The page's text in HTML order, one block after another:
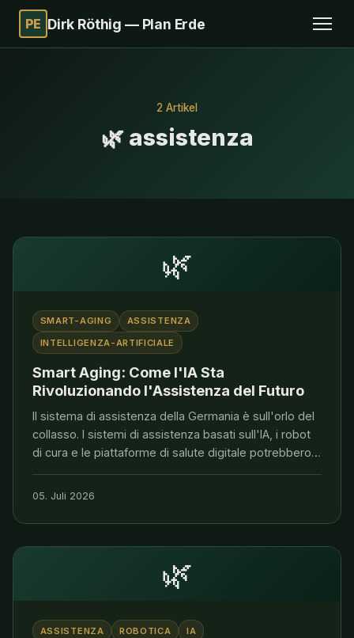
PE Dirk Röthig — Plan Erde
2 Artikel
🌿 assistenza
🌿
SMART-AGING
ASSISTENZA
INTELLIGENZA-ARTIFICIALE
Smart Aging: Come l'IA Sta
Rivoluzionando l'Assistenza del Futuro
Il sistema di assistenza della Germania è sull'orlo del
collasso. I sistemi di assistenza basati sull'IA, i robot
di cura e le piattaforme di salute digitale potrebbero
05. Juli 2026
🌿
ASSISTENZA ROBOTICA IA